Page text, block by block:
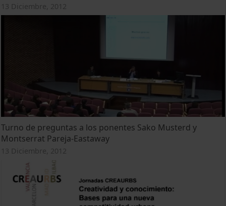
13 Diciembre, 2012
Turno de preguntas a los ponentes Sako Musterd y
Montserrat Pareja-Eastaway
13 Diciembre, 2012